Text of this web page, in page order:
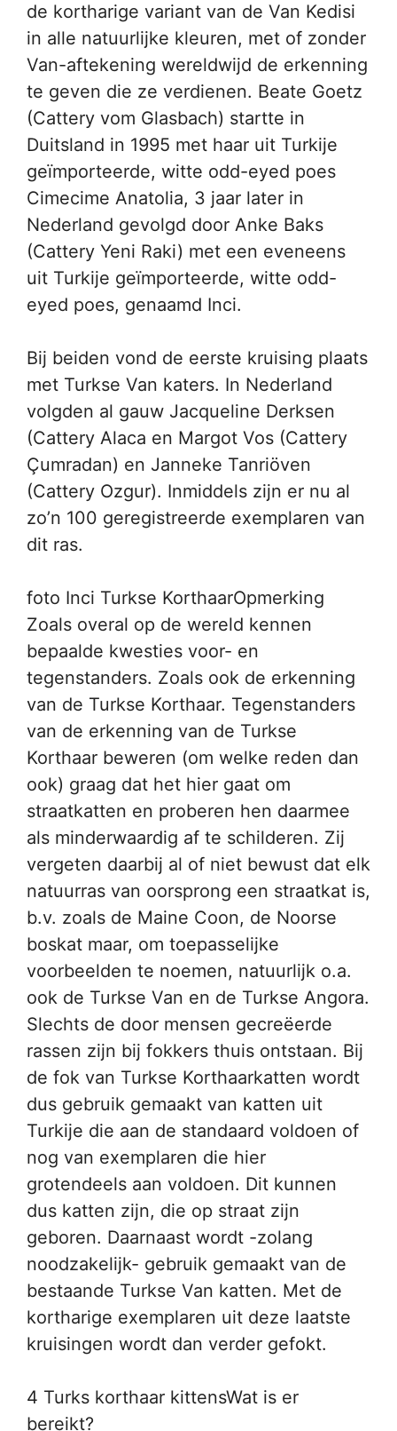
de kortharige variant van de Van Kedisi
in alle natuurlijke kleuren, met of zonder
Van-aftekening wereldwijd de erkenning
te geven die ze verdienen. Beate Goetz
(Cattery vom Glasbach) startte in
Duitsland in 1995 met haar uit Turkije
geïmporteerde, witte odd-eyed poes
Cimecime Anatolia, 3 jaar later in
Nederland gevolgd door Anke Baks
(Cattery Yeni Raki) met een eveneens
uit Turkije geïmporteerde, witte odd-
eyed poes, genaamd Inci.
Bij beiden vond de eerste kruising plaats
met Turkse Van katers. In Nederland
volgden al gauw Jacqueline Derksen
(Cattery Alaca en Margot Vos (Cattery
Çumradan) en Janneke Tanriöven
(Cattery Ozgur). Inmiddels zijn er nu al
zo’n 100 geregistreerde exemplaren van
dit ras.
foto Inci Turkse KorthaarOpmerking
Zoals overal op de wereld kennen
bepaalde kwesties voor- en
tegenstanders. Zoals ook de erkenning
van de Turkse Korthaar. Tegenstanders
van de erkenning van de Turkse
Korthaar beweren (om welke reden dan
ook) graag dat het hier gaat om
straatkatten en proberen hen daarmee
als minderwaardig af te schilderen. Zij
vergeten daarbij al of niet bewust dat elk
natuurras van oorsprong een straatkat is,
b.v. zoals de Maine Coon, de Noorse
boskat maar, om toepasselijke
voorbeelden te noemen, natuurlijk o.a.
ook de Turkse Van en de Turkse Angora.
Slechts de door mensen gecreëerde
rassen zijn bij fokkers thuis ontstaan. Bij
de fok van Turkse Korthaarkatten wordt
dus gebruik gemaakt van katten uit
Turkije die aan de standaard voldoen of
nog van exemplaren die hier
grotendeels aan voldoen. Dit kunnen
dus katten zijn, die op straat zijn
geboren. Daarnaast wordt -zolang
noodzakelijk- gebruik gemaakt van de
bestaande Turkse Van katten. Met de
kortharige exemplaren uit deze laatste
kruisingen wordt dan verder gefokt.
4 Turks korthaar kittensWat is er
bereikt?